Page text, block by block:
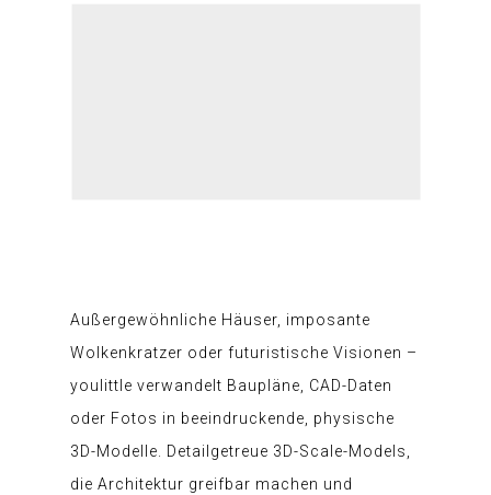
Außergewöhnliche Häuser, imposante
Wolkenkratzer oder futuristische Visionen –
youlittle verwandelt Baupläne, CAD-Daten
oder Fotos in beeindruckende, physische
3D-Modelle. Detailgetreue 3D-Scale-Models,
die Architektur greifbar machen und